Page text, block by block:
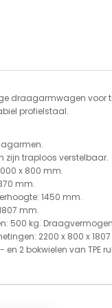
draagarmwagen voor
profielstaal.
zijn traploos verstelbaar.
x 800 mm.
mm.
1450 mm.
mm.
500 kg.
2200 x 800 x
en 2 bokwielen van TPE